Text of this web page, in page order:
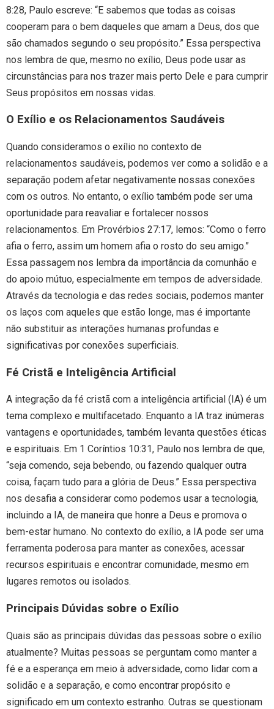
8:28, Paulo escreve: “E sabemos que todas as coisas
cooperam para o bem daqueles que amam a Deus, dos que
são chamados segundo o seu propósito.” Essa perspectiva
nos lembra de que, mesmo no exílio, Deus pode usar as
circunstâncias para nos trazer mais perto Dele e para cumprir
Seus propósitos em nossas vidas.
O Exílio e os Relacionamentos Saudáveis
Quando consideramos o exílio no contexto de
relacionamentos saudáveis, podemos ver como a solidão e a
separação podem afetar negativamente nossas conexões
com os outros. No entanto, o exílio também pode ser uma
oportunidade para reavaliar e fortalecer nossos
relacionamentos. Em Provérbios 27:17, lemos: “Como o ferro
afia o ferro, assim um homem afia o rosto do seu amigo.”
Essa passagem nos lembra da importância da comunhão e
do apoio mútuo, especialmente em tempos de adversidade.
Através da tecnologia e das redes sociais, podemos manter
os laços com aqueles que estão longe, mas é importante
não substituir as interações humanas profundas e
significativas por conexões superficiais.
Fé Cristã e Inteligência Artificial
A integração da fé cristã com a inteligência artificial (IA) é um
tema complexo e multifacetado. Enquanto a IA traz inúmeras
vantagens e oportunidades, também levanta questões éticas
e espirituais. Em 1 Coríntios 10:31, Paulo nos lembra de que,
“seja comendo, seja bebendo, ou fazendo qualquer outra
coisa, façam tudo para a glória de Deus.” Essa perspectiva
nos desafia a considerar como podemos usar a tecnologia,
incluindo a IA, de maneira que honre a Deus e promova o
bem-estar humano. No contexto do exílio, a IA pode ser uma
ferramenta poderosa para manter as conexões, acessar
recursos espirituais e encontrar comunidade, mesmo em
lugares remotos ou isolados.
Principais Dúvidas sobre o Exílio
Quais são as principais dúvidas das pessoas sobre o exílio
atualmente? Muitas pessoas se perguntam como manter a
fé e a esperança em meio à adversidade, como lidar com a
solidão e a separação, e como encontrar propósito e
significado em um contexto estranho. Outras se questionam